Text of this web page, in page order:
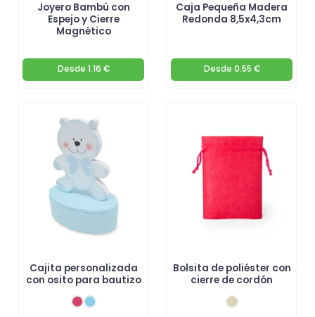
Joyero Bambú con
Espejo y Cierre
Magnético
Desde 1.16 €
Caja Pequeña Madera
Redonda 8,5x4,3cm
Desde 0.55 €
Cajita personalizada
con osito para bautizo
Bolsita de poliéster con
cierre de cordón